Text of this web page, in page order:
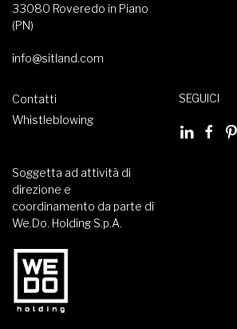
33080 Roveredo in Piano
(PN)
info@sitland.com
Contatti
Whistleblowing
SEGUICI
Soggetta ad attività di
direzione e
coordinamento da parte di
We.Do. Holding S.p.A.